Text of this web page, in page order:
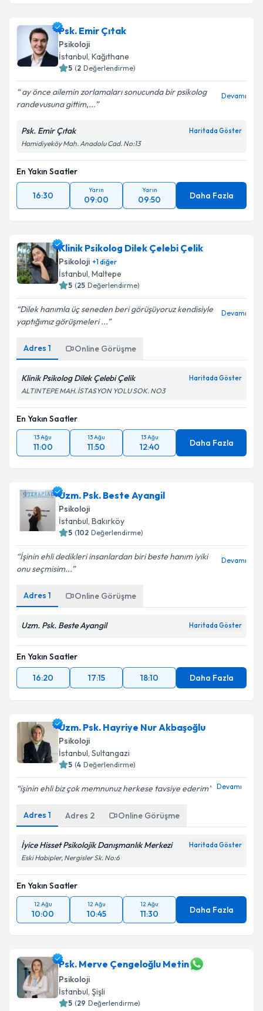
Psk. Emir Çıtak
Psikoloji
İstanbul, Kağıthane
5 (2 Değerlendirme)
ay önce ailemin zorlamaları sonucunda bir psikolog
randevusuna gittim,...
Devamı
Psk. Emir Çıtak Haritada Göster
Hamidiyeköy Mah. Anadolu Cad. No:13
En Yakın Saatler
16:30
Yarın
09:00
Yarın
09:50 Daha Fazla
Klinik Psikolog Dilek Çelebi Çelik
Psikoloji +1diğer
İstanbul, Maltepe
5 (25 Değerlendirme)
Dilek hanımla üç seneden beri görüşüyoruz kendisiyle
yaptığımız görüşmeleri ...
Devamı
Adres 1 Online Görüşme
Klinik Psikolog Dilek Çelebi Çelik Haritada Göster
ALTINTEPE MAH. İSTASYON YOLU SOK. NO3
En Yakın Saatler
13 Ağu
11:00
13 Ağu
11:50
13 Ağu
12:40 Daha Fazla
Uzm. Psk. Beste Ayangil
Psikoloji
İstanbul, Bakırköy
5 (102 Değerlendirme)
İşinin ehli dedikleri insanlardan biri beste hanım iyiki
onu seçmisim...
Devamı
Adres 1 Online Görüşme
Uzm. Psk. Beste Ayangil Haritada Göster
En Yakın Saatler
16:20
17:15 18:10 Daha Fazla
Uzm. Psk. Hayriye Nur Akbaşoğlu
Psikoloji
İstanbul, Sultangazi
5 (4 Değerlendirme)
işinin ehli biz çok memnunuz herkese tavsiye ederim Devamı
Adres 1 Adres 2 Online Görüşme
İyice Hisset Psikolojik Danışmanlık Merkezi Haritada Göster
Eski Habipler, Nergisler Sk. No:6
En Yakın Saatler
12 Ağu
10:00
12 Ağu
10:45
12 Ağu
11:30 Daha Fazla
Psk. Merve Çengeloğlu Metin
Psikoloji
İstanbul, Şişli
5 (29 Değerlendirme)